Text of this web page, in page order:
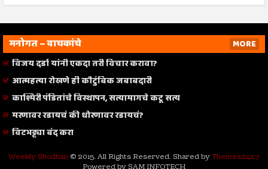
मनोगत – वाचकांचे
MORE
विजय दर्डा यांनी एकदा तरी विचार करावा?
आत्महत्या रोखणे ही कौटुंबिक जबाबदारी
काश्मिरी पंडितांचे विस्थापन, सत्यामागचे कटू सत्य
मरणावर रडायचं की धोरणावर रडायचं?
विटभट्ट्या बंद करा
Weekly Shodhan © 2015. All Rights Reserved. Shared by Themes24x7